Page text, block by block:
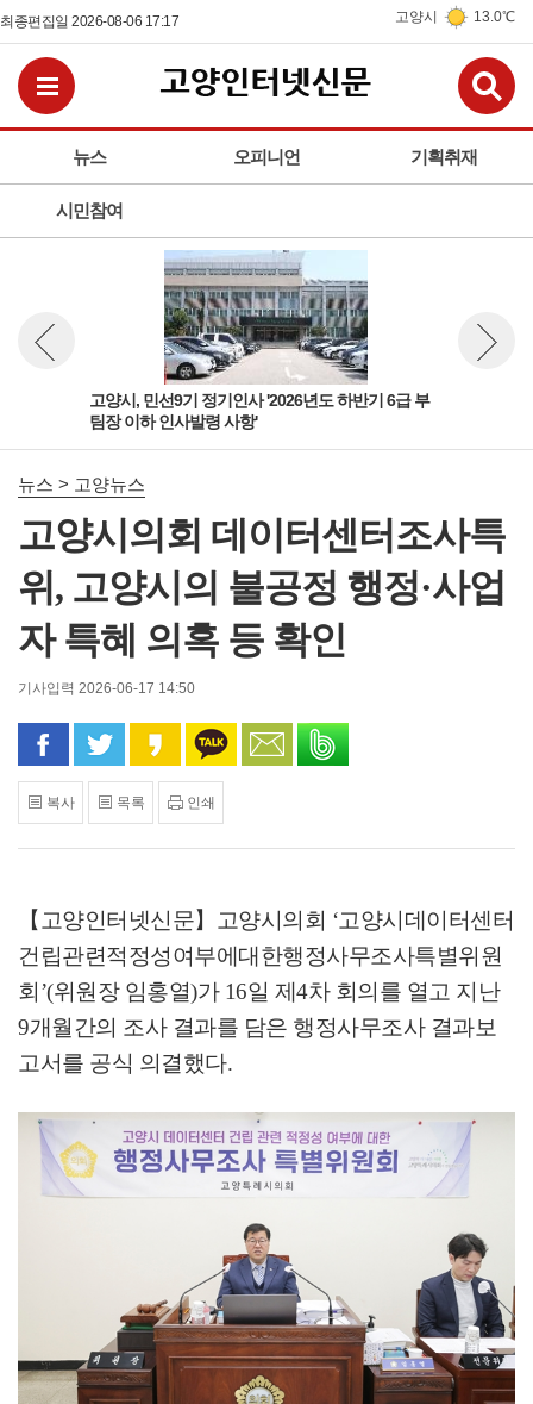
최종편집일 2026-08-06 17:17 고양시 13.0℃
뉴스 오피니언 기획취재
시민참여
전체메뉴보기
고양시, 민선9기 정기인사 '2026년도 하반기 6급 부
팀장 이하 인사발령 사항'
뉴스 이전보기
뉴스 > 고양뉴스
고양시의회 데이터센터조사특
위, 고양시의 불공정 행정·사업
자 특혜 의혹 등 확인
기사입력 2026-06-17 14:50
페이스북으로 공유
트위터로 공유카카오 스토리로 공유
카카오톡으로 공유
문자로 공유
복사 목록 인쇄
【고양인터넷신문】 고양시의회 ‘고양시데이터센터
건립관련적정성여부에대한행정사무조사특별위원
회 ’(위원장 임홍열)가 16일 제 4차 회의를 열고 지난
9개월간의 조사 결과를 담은 행정사무조사 결과보
고서를 공식 의결했다.